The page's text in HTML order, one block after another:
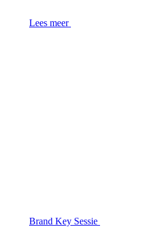
Lees meer
Brand Key Sessie